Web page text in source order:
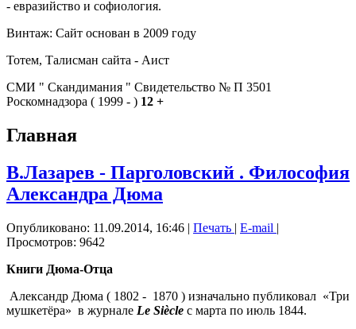
- евразийство и софиология.
Винтаж: Сайт основан в 2009 году
Тотем, Талисман сайта - Аист
СМИ " Скандимания " Свидетельство № П 3501
Роскомнадзора ( 1999 - ) 12 +
Главная
В.Лазарев - Парголовский . Философия
Александра Дюма
Опубликовано: 11.09.2014, 16:46 | Печать | E-mail |
Просмотров: 9642
Книги Дюма-Отца
Александр Дюма ( 1802 - 1870 ) изначально публиковал «Три
мушкетёра» в журнале Le Siècle с марта по июль 1844.